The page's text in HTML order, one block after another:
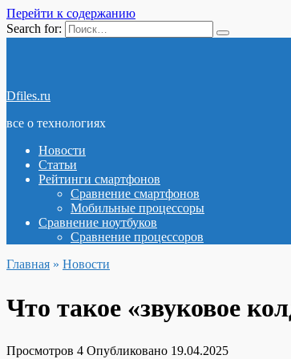
Перейти к содержанию
Search for:
Dfiles.ru
все о технологиях
Новости
Статьи
Рейтинги смартфонов
Сравнение смартфонов
Мобильные процессоры
Сравнение ноутбуков
Сравнение процессоров
Главная » Новости
Что такое «звуковое
Просмотров 4 Опубликовано 19.04.2025